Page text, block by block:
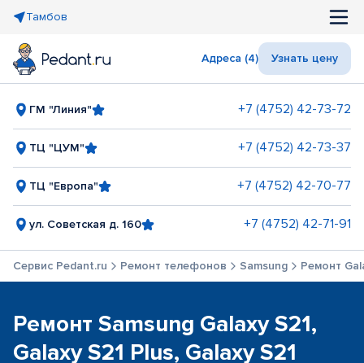
Тамбов
Адреса (4) Узнать цену
ГМ "Линия" +7 (4752) 42-73-72
ТЦ "ЦУМ" +7 (4752) 42-73-37
ТЦ "Европа" +7 (4752) 42-70-77
ул. Советская д. 160 +7 (4752) 42-71-91
Сервис Pedant.ru Ремонт телефонов Samsung Ремонт
Ремонт Samsung Galaxy S21,
Galaxy S21 Plus, Galaxy S21